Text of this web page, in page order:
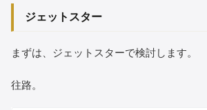
ジェットスター
まずは、ジェットスターで検討します。
往路。